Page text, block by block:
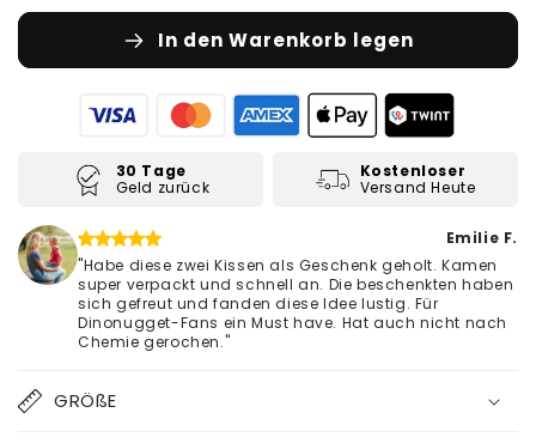
In den Warenkorb legen
30 Tage
Geld zurück
Kostenloser
Versand Heute
Emilie F.
"Habe diese zwei Kissen als Geschenk geholt. Kamen
super verpackt und schnell an. Die beschenkten haben
sich gefreut und fanden diese Idee lustig. Für
Dinonugget-Fans ein Must have. Hat auch nicht nach
Chemie gerochen."
GRÖßE